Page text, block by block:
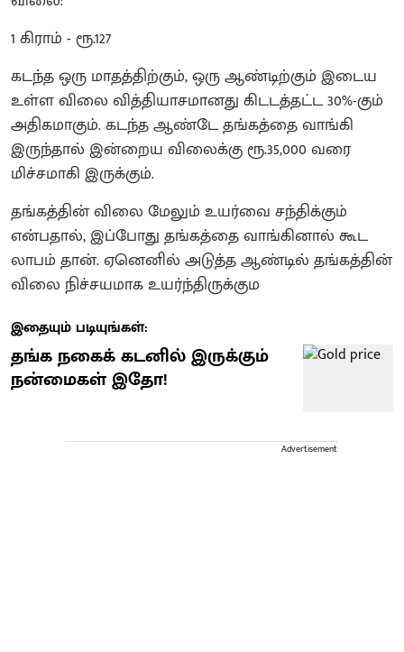
1 கிராம் - ரூ.127
கடந்த ஒரு மாதத்திற்கும், ஒரு ஆண்டிற்கும் இடைய
உள்ள விலை வித்தியாசமானது கிடடத்தட்ட 30%-கும்
அதிகமாகும். கடந்த ஆண்டே தங்கத்தை வாங்கி
இருந்தால் இன்றைய விலைக்கு ரூ.35,000 வரை
மிச்சமாகி இருக்கும்.
தங்கத்தின் விலை மேலும் உயர்வை சந்திக்கும்
என்பதால், இப்போது தங்கத்தை வாங்கினால் கூட
லாபம் தான். ஏனெனில் அடுத்த ஆண்டில் தங்கத்தின்
விலை நிச்சயமாக உயர்ந்திருக்கும
இதையும் படியுங்கள்:
தங்க நகைக் கடனில் இருக்கும்
நன்மைகள் இதோ!
Advertisement